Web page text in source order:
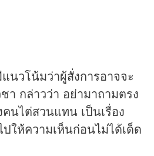
นวโน้มว่าผู้สั่งการอาจจะ
า กล่าวว่า อย่ามาถามตรง
นไต่สวนแทน เป็นเรื่อง
ให้ความเห็นก่อนไม่ได้เด็ด